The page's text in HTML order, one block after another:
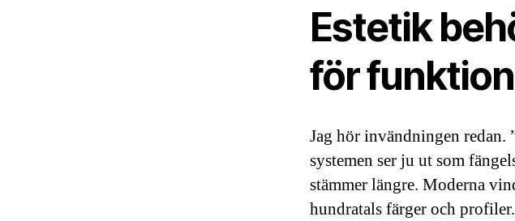
Estetik
för funktion
Jag hör invändningen
systemen ser ju ut som
stämmer längre. Moderna
hundratals färger och